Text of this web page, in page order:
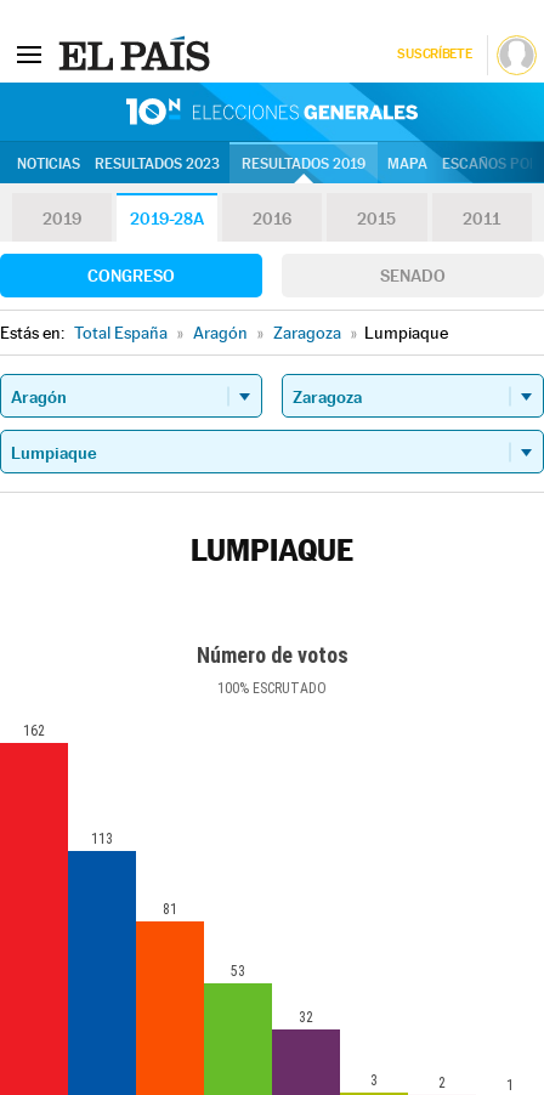
SUSCRÍBETE
NOTICIAS RESULTADOS 2023 RESULTADOS 2019 MAPA ESCAÑOS
2019 2019-28A 2016 2015 2011
CONGRESO SENADO
Estás en: Total España » Aragón » Zaragoza » Lumpiaque
LUMPIAQUE
Número de votos
100% ESCRUTADO
162
113
81
53
32
3 2 1